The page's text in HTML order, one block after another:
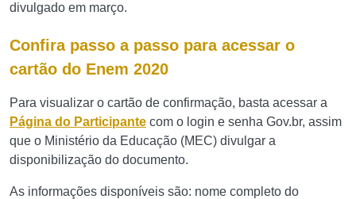
divulgado em março.
Confira passo a passo para acessar o
cartão do Enem 2020
Para visualizar o cartão de confirmação, basta acessar a
Página do Participante com o login e senha Gov.br, assim
que o Ministério da Educação (MEC) divulgar a
disponibilização do documento.
As informações disponíveis são: nome completo do